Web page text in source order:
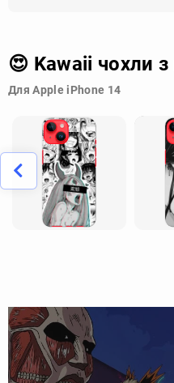
😍 Kawaii чохли
Для Apple iPhone 14